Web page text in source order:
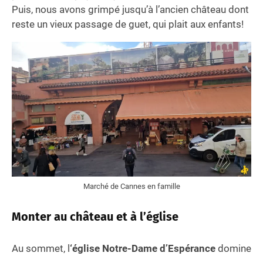
Puis, nous avons grimpé jusqu’à l’ancien château dont
reste un vieux passage de guet, qui plait aux enfants!
Marché de Cannes en famille
Monter au château et à l’église
Au sommet, l‘église Notre-Dame d’Espérance domine